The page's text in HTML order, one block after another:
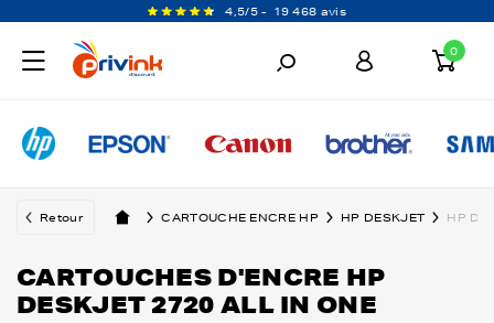
4,5/5 - 19 468 avis
0
Retour CARTOUCHE ENCRE HP HP DESKJET HP
CARTOUCHES D'ENCRE HP
DESKJET 2720 ALL IN ONE